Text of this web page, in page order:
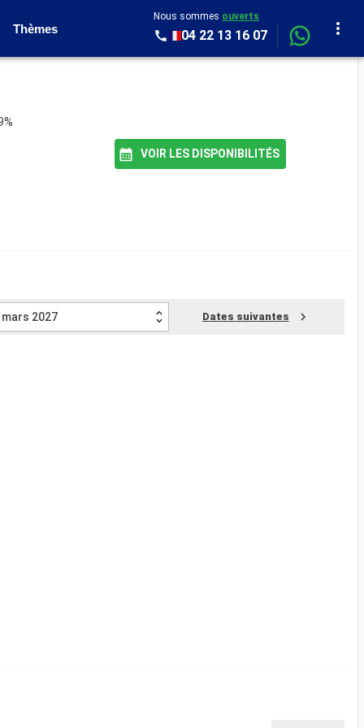
Thèmes
Nous sommes ouverts
04 22 13 16 07
VOIR LES DISPONIBILITÉS
mars 2027 Dates suivantes